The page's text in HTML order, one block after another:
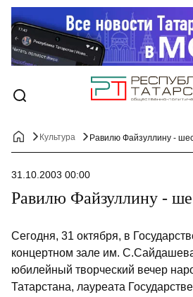
Культура Равилю Файзуллину -
31.10.2003 00:00
Равилю Файзуллину -
Сегодня, 31 октября, в
концертном зале им.
юбилейный творческий вечер
Татарстана, лауреата